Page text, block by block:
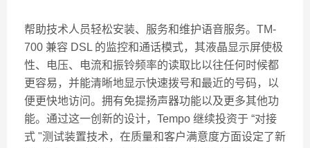
帮助技术人员轻松安装、服务和维护语音服务。TM-
700 兼容 DSL 的监控和通话模式，其液晶显示屏使极
性、电压、电流和振铃频率的读取比以往任何时候都
更容易，并能清晰地显示快速拨号和最近的号码，以
便更快地访问。拥有免提扬声器功能以及更多其他功
能。通过这一创新的设计，Tempo 继续投资于 “对接
式 "测试装置技术，在质量和客户满意度方面设定了新